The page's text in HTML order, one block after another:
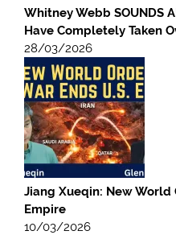
Whitney Webb SOUNDS
Have Completely Taken
28/03/2026
Jiang Xueqin: New World
Empire
10/03/2026